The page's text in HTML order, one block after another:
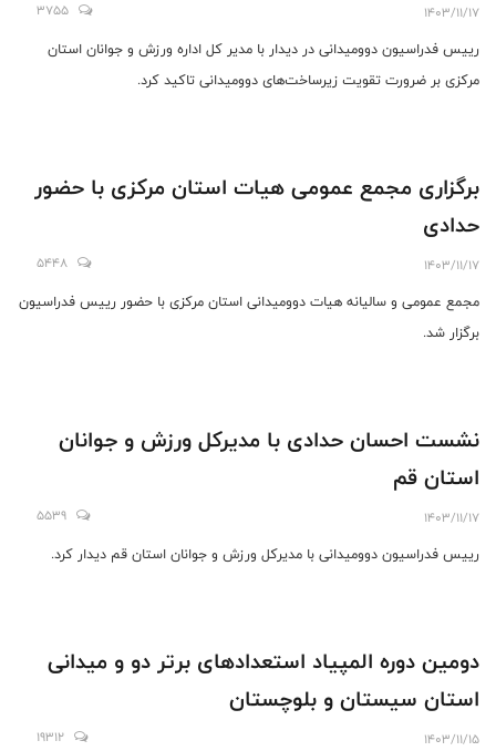
1403/11/17
3755
رییس فدراسیون دوومیدانی در دیدار با مدیر کل اداره ورزش و جوانان استان
مرکزی بر ضرورت تقویت زیرساخت‌های دوومیدانی تاکید کرد.
برگزاری مجمع عمومی هیات استان مرکزی با حضور
حدادی
1403/11/17
5448
مجمع عمومی و سالیانه هیات دوومیدانی استان مرکزی با حضور رییس فدراسیون
برگزار شد.
نشست احسان حدادی با مدیرکل ورزش و جوانان
استان قم
1403/11/17
5539
رییس فدراسیون دوومیدانی با مدیرکل ورزش و جوانان استان قم دیدار کرد.
دومین دوره المپیاد استعدادهای برتر دو و میدانی
استان سیستان و بلوچستان
1403/11/15
19312